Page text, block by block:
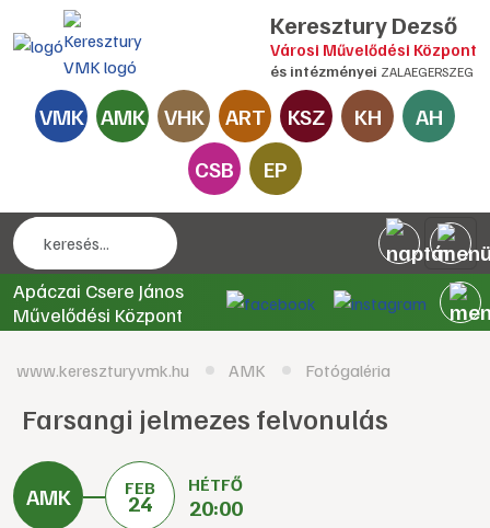
Keresztury Dezső
Városi Művelődési Központ
és intézményei ZALAEGERSZEG
VMK AMK VHK ART KSZ KH
AH
CSB
EP
Apáczai Csere János
Művelődési Központ
www.kereszturyvmk.hu AMK Fotógaléria
Farsangi jelmezes felvonulás
FEB
24
HÉTFŐ
20:00